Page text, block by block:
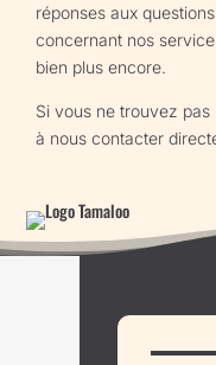
réponses aux
concernant nos
bien plus encore.
Si vous ne trouvez pas
à nous contacter